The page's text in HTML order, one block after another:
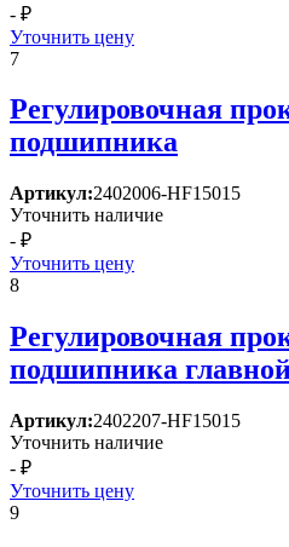
- ₽
Уточнить цену
7
Регулировочная
подшипника
Артикул:2402006-HF15015
Уточнить наличие
- ₽
Уточнить цену
8
Регулировочная
подшипника
Артикул:2402207-HF15015
Уточнить наличие
- ₽
Уточнить цену
9